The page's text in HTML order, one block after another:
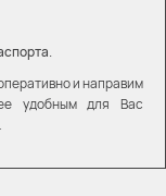
и направим
удобным для Вас